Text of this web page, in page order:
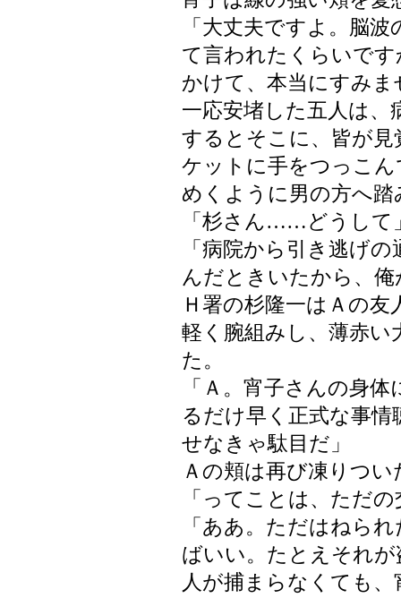
「大丈夫ですよ。脳
て言われたくらいで
かけて、本当にすみま
一応安堵した五人は、
するとそこに、皆が
ケットに手をつっこ
めくように男の方へ踏
「杉さん……どうして
「病院から引き逃げ
んだときいたから、
Ｈ署の杉隆一はＡの
軽く腕組みし、薄赤
た。
「Ａ。宵子さんの身
るだけ早く正式な事
せなきゃ駄目だ」
Ａの頬は再び凍りつい
「ってことは、ただ
「ああ。ただはねら
ばいい。たとえそれ
人が捕まらなくても